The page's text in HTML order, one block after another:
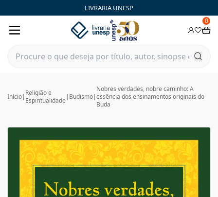
LIVRARIA UNESP
0
Início| Religião e
Espiritualidade | Budismo|
Nobres verdades, nobre caminho: A
essência dos ensinamentos originais do
Buda